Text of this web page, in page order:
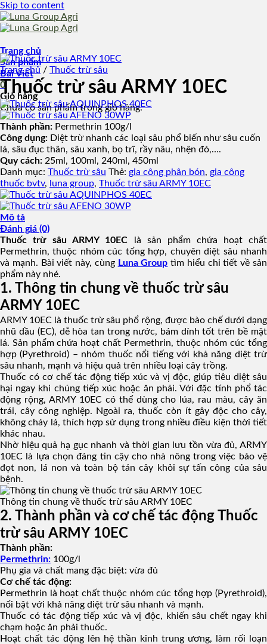
Skip to content
Trang chủ
Sản phẩm
Bài Viết
0
Giỏ hàng
Chưa có sản phẩm trong giỏ hàng.
Trang chủ / Thuốc trừ sâu
Thuốc trừ sâu ARMY 10EC
Thành phần: Permethrin 100g/l
Công dụng: Diệt trừ nhanh các loại sâu phổ biến như sâu cuốn
lá, sâu đục thân, sâu xanh, bọ trĩ, rầy nâu, nhện đỏ,….
Quy cách: 25ml, 100ml, 240ml, 450ml
Danh mục: Thuốc trừ sâu Thẻ: gia công phân bón, gia công
thuốc bvtv, luna group, Thuốc trừ sâu ARMY 10EC
Mô tả
Đánh giá (0)
Thuốc trừ sâu ARMY 10EC là sản phẩm chứa hoạt chất
Permethrin, thuộc nhóm cúc tổng hợp, chuyên diệt sâu nhanh
và mạnh. Bài viết này, cùng Luna Group tìm hiểu chi tiết về sản
phẩm này nhé.
1. Thông tin chung về thuốc trừ sâu
ARMY 10EC
ARMY 10EC là thuốc trừ sâu phổ rộng, được bào chế dưới dạng
nhũ dầu (EC), dễ hòa tan trong nước, bám dính tốt trên bề mặt
lá. Sản phẩm chứa hoạt chất Permethrin, thuộc nhóm cúc tổng
hợp (Pyrethroid) – nhóm thuốc nổi tiếng với khả năng diệt trừ
sâu nhanh, mạnh và hiệu quả trên nhiều loại cây trồng.
Thuốc có cơ chế tác động tiếp xúc và vị độc, giúp tiêu diệt sâu
hại ngay khi chúng tiếp xúc hoặc ăn phải. Với đặc tính phổ tác
động rộng, ARMY 10EC có thể dùng cho lúa, rau màu, cây ăn
trái, cây công nghiệp. Ngoài ra, thuốc còn ít gây độc cho cây,
không cháy lá, thích hợp sử dụng trong nhiều điều kiện thời tiết
khác nhau.
Nhờ hiệu quả hạ gục nhanh và thời gian lưu tồn vừa đủ, ARMY
10EC là lựa chọn đáng tin cậy cho nhà nông trong việc bảo vệ
đọt non, lá non và toàn bộ tán cây khỏi sự tấn công của sâu
bệnh.
Thông tin chung về thuốc trừ sâu ARMY 10EC
2. Thành phần và cơ chế tác động Thuốc
trừ sâu ARMY 10EC
Thành phần:
Permethrin: 100g/l
Phụ gia và chất mang đặc biệt: vừa đủ
Cơ chế tác động:
Permethrin là hoạt chất thuộc nhóm cúc tổng hợp (Pyrethroid),
nổi bật với khả năng diệt trừ sâu nhanh và mạnh.
Thuốc có tác động tiếp xúc và vị độc, khiến sâu chết ngay khi
chạm hoặc ăn phải thuốc.
Hoạt chất tác động lên hệ thần kinh trung ương, làm rối loạn